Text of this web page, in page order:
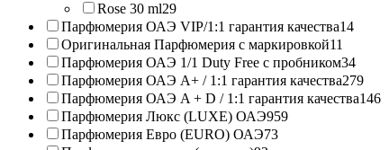
Rose 30 ml29
Парфюмерия ОАЭ VIP/1:1 гарантия качества14
Оригинальная Парфюмерия с маркировкой11
Парфюмерия ОАЭ 1/1 Duty Free с пробником34
Парфюмерия ОАЭ A+ / 1:1 гарантия качества279
Парфюмерия ОАЭ A + D / 1:1 гарантия качества146
Парфюмерия Люкс (LUXE) ОАЭ959
Парфюмерия Евро (EURO) ОАЭ73